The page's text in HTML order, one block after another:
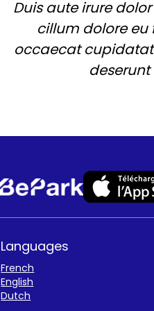
Duis aute irure
cillum dolore eu
occaecat
Languages
French
English
Dutch